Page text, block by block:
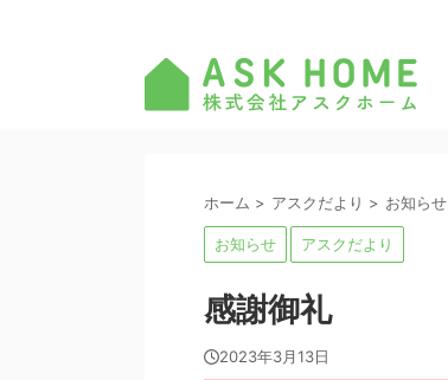
ホーム > アスクだより > お知らせ
お知らせ アスクだより
感謝御礼
2023年3月13日